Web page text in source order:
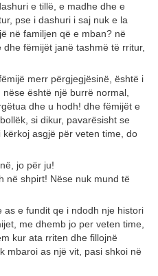
e tillë, e madhe dhe e
pse i dashuri i saj nuk e la
në familjen që e mban? në
fëmijët janë tashmë të rritur,
merr përgjegjësinë, është i
është një burrë normal,
dhe u hodh! dhe fëmijët e
si dikur, pavarësisht se
asgjë për veten time, do
jo për ju!
në shpirt! Nëse nuk mund të
e fundit qe i ndodh nje histori
me dhemb jo per veten time,
kur ata rriten dhe fillojnë
mbaroi as një vit, pasi shkoi në